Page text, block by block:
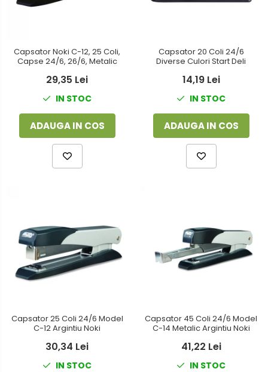
Capsator Noki C-12, 25 Coli,
Capse 24/6, 26/6, Metalic
29,35 Lei
IN STOC
ADAUGA IN COS
Capsator 20 Coli 24/6
Diverse Culori Start Deli
14,19 Lei
IN STOC
ADAUGA IN COS
Capsator 25 Coli 24/6 Model
C-12 Argintiu Noki
30,34 Lei
IN STOC
Capsator 45 Coli 24/6 Model
C-14 Metalic Argintiu Noki
41,22 Lei
IN STOC